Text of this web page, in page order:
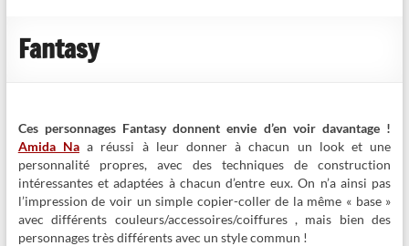
reviews
Fantasy
Ces personnages Fantasy donnent envie d’en voir davantage !
Amida Naa réussi à leur donner à chacun un look et une
personnalité propres, avec des techniques de construction
intéressantes et adaptées à chacun d’entre eux. On n’a ainsi pas
l’impression de voir un simple copier-coller de la même « base »
avec différents couleurs/accessoires/coiffures , mais bien des
personnages très différents avec un style commun !